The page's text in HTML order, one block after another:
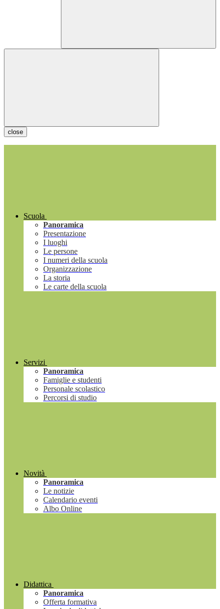
close
Scuola
Panoramica
Presentazione
I luoghi
Le persone
I numeri della scuola
Organizzazione
La storia
Le carte della scuola
Servizi
Panoramica
Famiglie e studenti
Personale scolastico
Percorsi di studio
Novità
Panoramica
Le notizie
Calendario eventi
Albo Online
Didattica
Panoramica
Offerta formativa